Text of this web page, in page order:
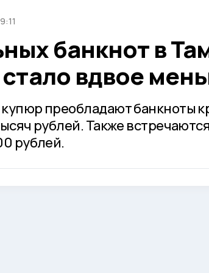
банкнот в
вдвое
преобладают банкноты
рублей. Также
рублей.